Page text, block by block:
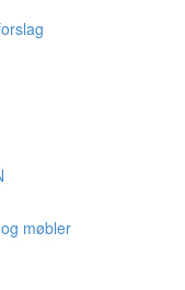
møbler